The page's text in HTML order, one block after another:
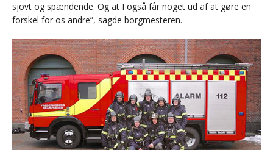
sjovt og spændende. Og at I også får noget ud af at gøre en
forskel for os andre”, sagde borgmesteren.